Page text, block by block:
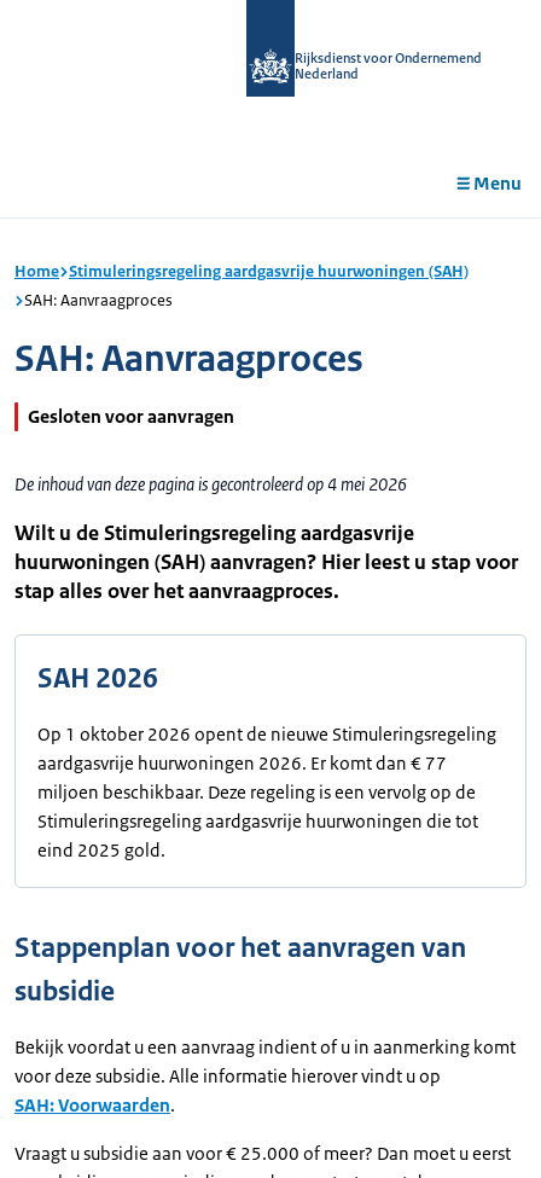
Rijksdienst voor Ondernemend
Nederland
Menu
Home Stimuleringsregeling aardgasvrije huurwoningen (SAH)
SAH: Aanvraagproces
SAH: Aanvraagproces
Gesloten voor aanvragen
De inhoud van deze pagina is gecontroleerd op 4 mei 2026
Wilt u de Stimuleringsregeling aardgasvrije
huurwoningen (SAH) aanvragen? Hier leest u stap voor
stap alles over het aanvraagproces.
SAH 2026
Op 1 oktober 2026 opent de nieuwe Stimuleringsregeling
aardgasvrije huurwoningen 2026. Er komt dan € 77
miljoen beschikbaar. Deze regeling is een vervolg op de
Stimuleringsregeling aardgasvrije huurwoningen die tot
eind 2025 gold.
Stappenplan voor het aanvragen van
subsidie
Bekijk voordat u een aanvraag indient of u in aanmerking komt
voor deze subsidie. Alle informatie hierover vindt u op
SAH: Voorwaarden.
Vraagt u subsidie aan voor € 25.000 of meer? Dan moet u eerst